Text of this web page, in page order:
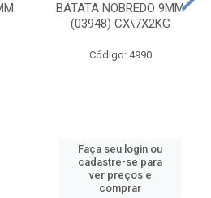
BATATA NOBREDO 9MM
(03948) CX\7X2KG
Código: 4990
Faça seu login ou
cadastre-se para
ver preços e
comprar